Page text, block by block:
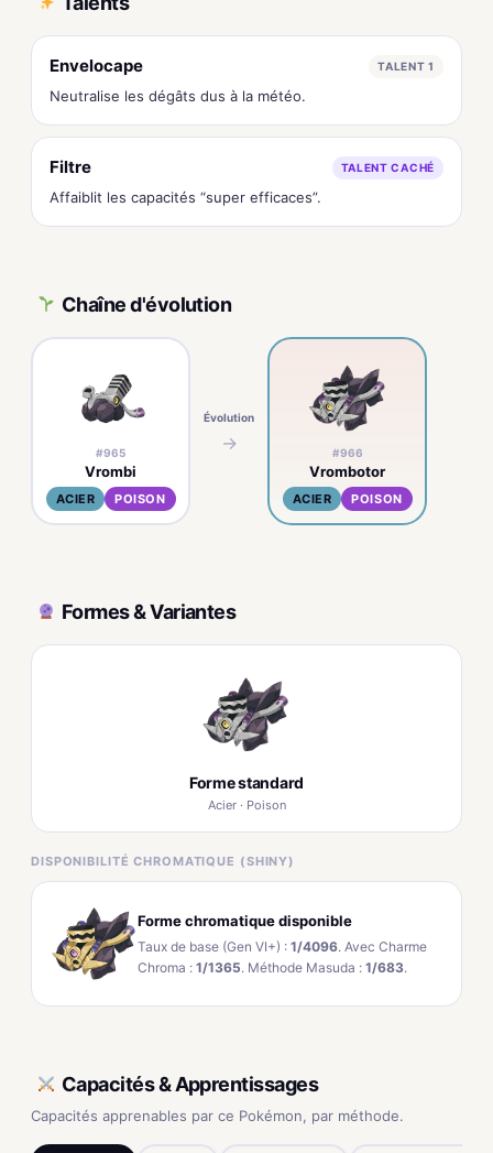
Envelocape TALENT 1
Neutralise les dégâts dus à la météo.
Filtre TALENT CACHÉ
Affaiblit les capacités “super efficaces”.
Chaîne d'évolution
#965
Vrombi
ACIER POISON
Évolution
→ #966
Vrombotor
ACIER POISON
Formes & Variantes
Forme standard
Acier · Poison
DISPONIBILITÉ CHROMATIQUE (SHINY)
Forme chromatique disponible
Taux de base (Gen VI+) : 1/4096. Avec Charme
Chroma : 1/1365. Méthode Masuda : 1/683.
Capacités & Apprentissages
Capacités apprenables par ce Pokémon, par méthode.